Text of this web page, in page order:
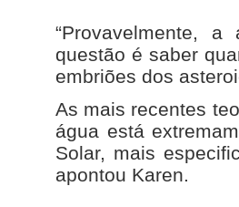
“Provavelmente,
questão é saber
embriões dos
As mais recentes
água está
Solar, mais
apontou Karen.